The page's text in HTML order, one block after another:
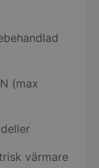
(max
värmare